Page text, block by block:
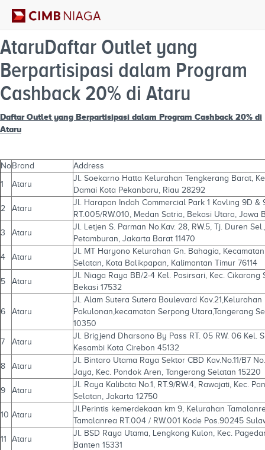
AtaruDaftar Outlet yang
Berpartisipasi dalam Program
Cashback 20% di Ataru
Daftar Outlet yang Berpartisipasi dalam Program Cashback 20% di
Ataru
No Brand Address
1 Ataru
Jl. Soekarno Hatta Kelurahan Tengkerang Barat,
Damai Kota Pekanbaru, Riau 28292
2 Ataru
Jl. Harapan Indah Commercial Park 1 Kavling 9D &
RT.005/RW.010, Medan Satria, Bekasi Utara, Jawa
3 Ataru
Jl. Letjen S. Parman No.Kav. 28, RW.5, Tj. Duren
Petamburan, Jakarta Barat 11470
4 Ataru
Jl. MT Haryono Kelurahan Gn. Bahagia,
Selatan, Kota Balikpapan, Kalimantan Timur 76114
5 Ataru
Jl. Niaga Raya BB/2-4 Kel. Pasirsari, Kec. Cikarang
Bekasi 17532
6 Ataru
Jl. Alam Sutera Sutera Boulevard Kav.21,Kelurahan
Pakulonan,kecamatan Serpong Utara,Tangerang
10350
7 Ataru
Jl. Brigjend Dharsono By Pass RT. 05 RW. 06 Kel.
Kesambi Kota Cirebon 45132
8 Ataru
Jl. Bintaro Utama Raya Sektor CBD Kav.No.11/B7
Jaya, Kec. Pondok Aren, Tangerang Selatan 15220
9 Ataru
Jl. Raya Kalibata No.1, RT.9/RW.4, Rawajati, Kec.
Selatan, Jakarta 12750
10 Ataru
Jl.Perintis kemerdekaan km 9, Kelurahan
Tamalanrea RT.004 / RW.001 Kode Pos.90245
11 Ataru
Jl. BSD Raya Utama, Lengkong Kulon, Kec.
Banten 15331